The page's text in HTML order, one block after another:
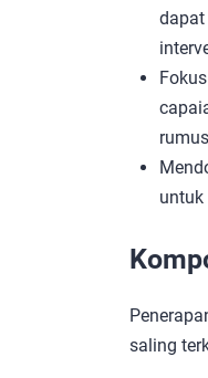
dapat
untuk
saling